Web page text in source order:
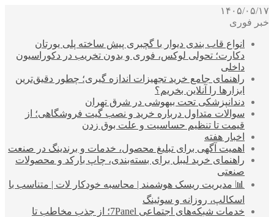
۱۴۰۵/۰۵/۱۷
خبر فوری
انواع قاب بندی دیوار با گچبری پیش ساخته پلی یورتان
دکارت؛ تحولی لوکس، فوری و بدون تخریب در دکوراسیون
داخلی
راهنمای جامع خرید تجهیزات اندازه گیری؛ چطور دقیق‌ترین
ابزارها را آنلاین بخریم؟
دندانپزشکی تحت بیهوشی در شرق تهران
سوالات متداول درباره خرید و نصب گیت فروشگاهی؛ از
قیمت تا تنظیم حساسیت و علت بوق زدن
اخبار هفته
اهمیت آگهی برای تبلیغ محصول، خدمات و برندینگ در صنعت
راهنمای خرید لیبل برای بسته‌بندی، چاپ بارکد و محصولات
صنعتی
📊 مدیریت ریسک هوشمند | محاسبه خودکار لات | متناسب با
اسکالپ، روزانه و سوئینگ
خدمات شبکه‌های اجتماعی 7Panel؛ از جذب مخاطب تا